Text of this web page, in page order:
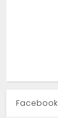
Facebook